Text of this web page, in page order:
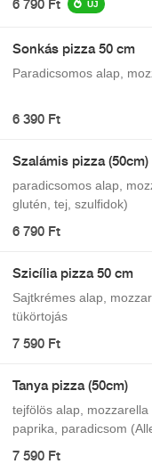
6 790 Ft ÚJ
Sonkás pizza 50 cm
Paradicsomos alap,
6 390 Ft
Szalámis pizza (50cm)
paradicsomos alap,
glutén, tej, szulfidok)
6 790 Ft
Szicília pizza 50 cm
Sajtkrémes alap,
tükörtojás
7 590 Ft
Tanya pizza (50cm)
tejfölös alap, mozzarella
paprika, paradicsom
7 590 Ft